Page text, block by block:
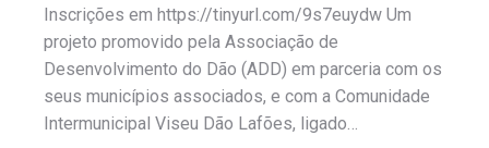
Inscrições em https://tinyurl.com/9s7euydw Um
projeto promovido pela Associação de
Desenvolvimento do Dão (ADD) em parceria com os
seus municípios associados, e com a Comunidade
Intermunicipal Viseu Dão Lafões, ligado…